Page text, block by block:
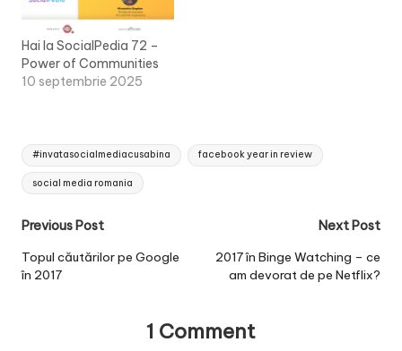
Hai la SocialPedia 72 –
Power of Communities
10 septembrie 2025
Tags:
#invatasocialmediacusabina facebook year in review
social media romania
Post
navigation
Previous Post
Topul căutărilor pe Google
în 2017
Next Post
2017 în Binge Watching – ce
am devorat de pe Netflix?
1 Comment